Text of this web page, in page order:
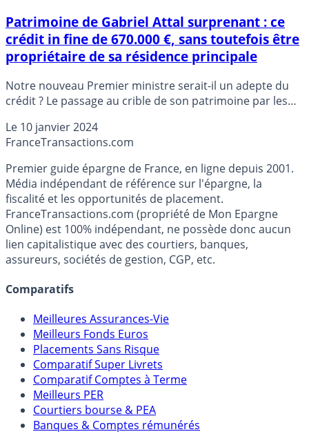
Patrimoine de Gabriel Attal surprenant : ce
crédit in fine de 670.000 €, sans toutefois être
propriétaire de sa résidence principale
Notre nouveau Premier ministre serait-il un adepte du
crédit ? Le passage au crible de son patrimoine par les
€.
Le 10 janvier 2024
FranceTransactions.com
Premier guide épargne de France, en ligne depuis 2001.
Média indépendant de référence sur l'épargne, la
fiscalité et les opportunités de placement.
FranceTransactions.com (propriété de Mon Epargne
Online) est 100% indépendant, ne possède donc aucun
lien capitalistique avec des courtiers, banques,
assureurs, sociétés de gestion, CGP, etc.
Comparatifs
Meilleures Assurances-Vie
Meilleurs Fonds Euros
Placements Sans Risque
Comparatif Super Livrets
Comparatif Comptes à Terme
Meilleurs PER
Courtiers bourse & PEA
Banques & Comptes rémunérés